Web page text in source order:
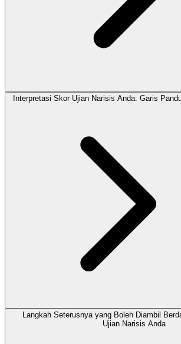
Interpretasi Skor Ujian Narisis Anda: Garis
Langkah Seterusnya yang Boleh Diambil
Ujian Narisis Anda